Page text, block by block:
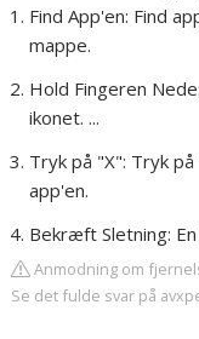
Find App'en: Find
mappe.
Hold Fingeren
ikonet. ...
Tryk på "X": Tryk
app'en.
Bekræft Sletning:
Anmodning om
Se det fulde svar på